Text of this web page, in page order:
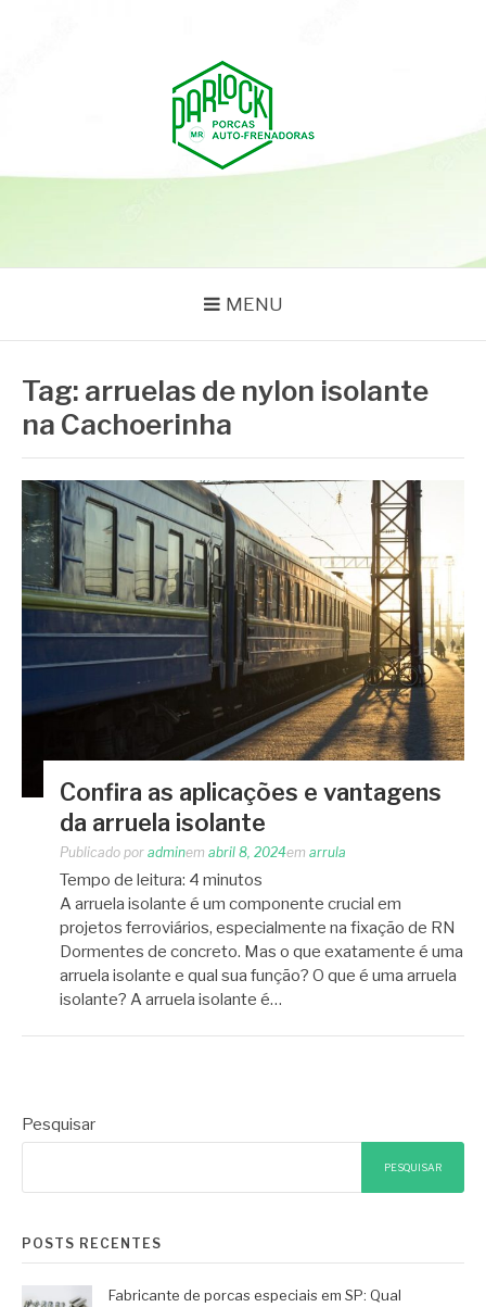
MENU
Tag: arruelas de nylon isolante
na Cachoerinha
Confira as aplicações e vantagens
da arruela isolante
Publicado por adminem abril 8, 2024em arrula
Tempo de leitura: 4 minutos
A arruela isolante é um componente crucial em
projetos ferroviários, especialmente na fixação de RN
Dormentes de concreto. Mas o que exatamente é uma
arruela isolante e qual sua função? O que é uma arruela
isolante? A arruela isolante é…
Pesquisar
PESQUISAR
POSTS RECENTES
Fabricante de porcas especiais em SP: Qual